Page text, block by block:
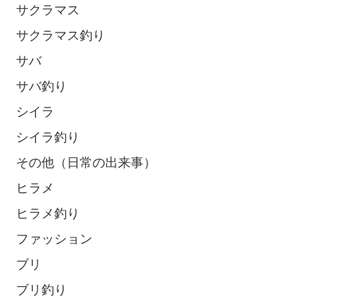
サクラマス
サクラマス釣り
サバ
サバ釣り
シイラ
シイラ釣り
その他（日常の出来事）
ヒラメ
ヒラメ釣り
ファッション
ブリ
ブリ釣り